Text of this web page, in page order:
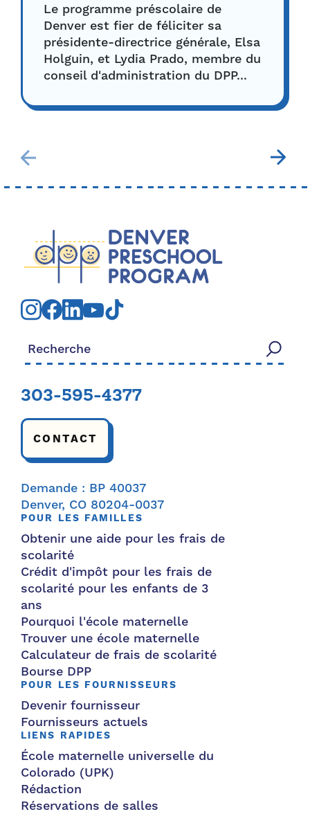
Le programme préscolaire de
Denver est fier de féliciter sa
présidente-directrice générale, Elsa
Holguin, et Lydia Prado, membre du
conseil d'administration du DPP...
Rechercher:
303-595-4377
CONTACT
Demande : BP 40037
Denver, CO 80204-0037
POUR LES FAMILLES
Obtenir une aide pour les frais de
scolarité
Crédit d'impôt pour les frais de
scolarité pour les enfants de 3
ans
Pourquoi l'école maternelle
Trouver une école maternelle
Calculateur de frais de scolarité
Bourse DPP
POUR LES FOURNISSEURS
Devenir fournisseur
Fournisseurs actuels
LIENS RAPIDES
École maternelle universelle du
Colorado (UPK)
Rédaction
Réservations de salles